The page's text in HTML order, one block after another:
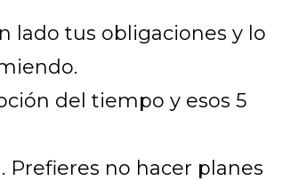
lado tus obligaciones y lo
del tiempo y esos 5
. Prefieres no hacer planes